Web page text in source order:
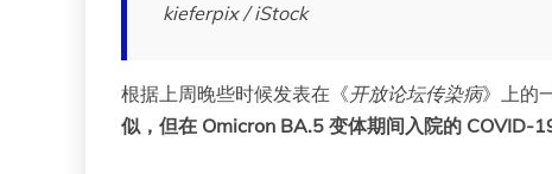
kieferpix / iStock
根据上周晚些时候发表在《开放论坛传染病》上的
似，但在 Omicron BA.5 变体期间入院的 COVID-